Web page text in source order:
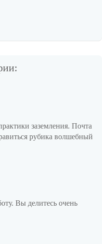
заземления. Почта
рубика волшебный
Вы делитесь очень